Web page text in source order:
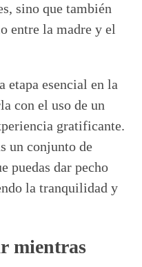
sino que también
entre la madre y el
etapa esencial en la
con el uso de un
gratificante.
un conjunto de
puedas dar pecho
la tranquilidad y
mientras